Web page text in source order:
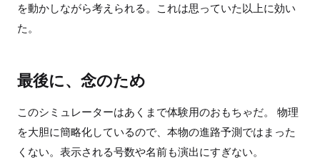
を動かしながら考えられる。これは思っていた以上に効い
た。
最後に、念のため
このシミュレーターはあくまで体験用のおもちゃだ。 物理
を大胆に簡略化しているので、本物の進路予測ではまった
くない。表示される号数や名前も演出にすぎない。